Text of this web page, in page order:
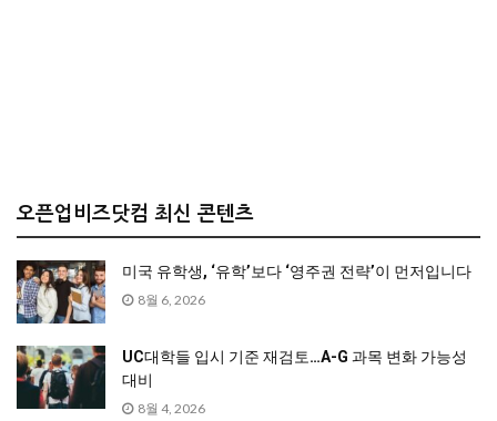
오픈업비즈닷컴 최신 콘텐츠
미국 유학생, ‘유학’보다 ‘영주권 전략’이 먼저입니다
8월 6, 2026
UC대학들 입시 기준 재검토…A-G 과목 변화 가능성
대비
8월 4, 2026